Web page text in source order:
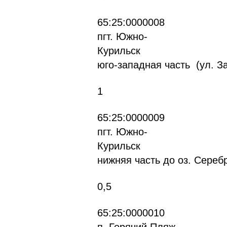
пгт. Южно-
юго-западная часть (ул.
1
пгт. Южно-
нижняя часть до оз.
0,5